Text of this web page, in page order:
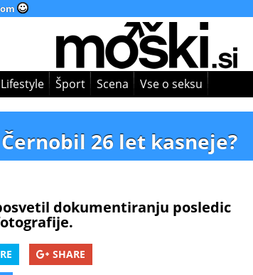
Lifestyle Šport Scena Vse o seksu
26 let kasneje?
dokumentiranju posledic
SHARE